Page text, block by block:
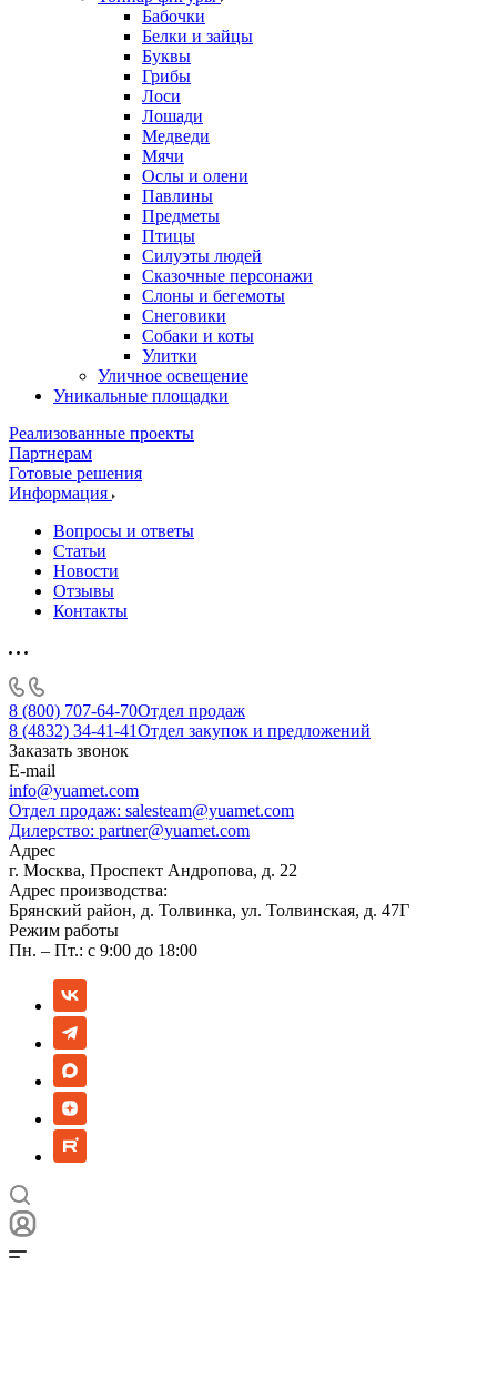
Бабочки
Белки и зайцы
Буквы
Грибы
Лоси
Лошади
Медведи
Мячи
Ослы и олени
Павлины
Предметы
Птицы
Силуэты людей
Сказочные персонажи
Слоны и бегемоты
Снеговики
Собаки и коты
Улитки
Уличное освещение
Уникальные площадки
Реализованные проекты
Партнерам
Готовые решения
Информация
Вопросы и ответы
Статьи
Новости
Отзывы
Контакты
8 (800) 707-64-70Отдел продаж
8 (4832) 34-41-41Отдел закупок и предложений
Заказать звонок
E-mail
info@yuamet.com
Отдел продаж: salesteam@yuamet.com
Дилерство: partner@yuamet.com
Адрес
г. Москва, Проспект Андропова, д. 22
Адрес производства:
Брянский район, д. Толвинка, ул. Толвинская, д. 47Г
Режим работы
Пн. – Пт.: с 9:00 до 18:00